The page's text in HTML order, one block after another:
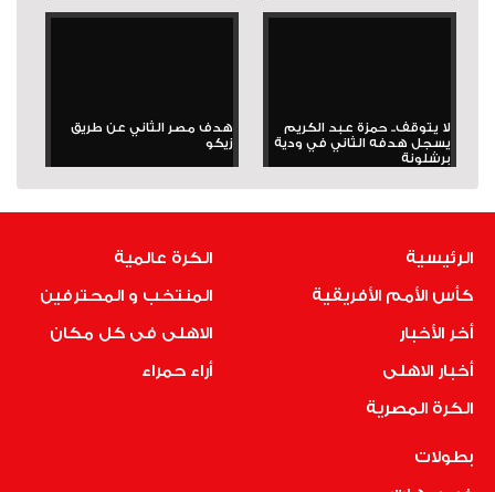
لا يتوقف.. حمزة عبد الكريم
يسجل هدفه الثاني في ودية
برشلونة
هدف مصر الثاني عن طريق
زيكو
الرئيسية
كأس الأمم الأفريقية
أخر الأخبار
أخبار الاهلى
الكرة المصرية
الكرة عالمية
المنتخب و المحترفين
الاهلى فى كل مكان
أراء حمراء
بطولات